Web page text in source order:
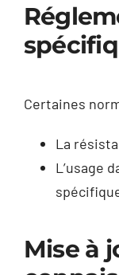
Certaines
La
L’usage
Mise à